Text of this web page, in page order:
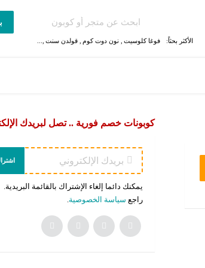
الأكثر بحثاً: فوغا كلوسيت نون دوت كوم قولدن سنت
كوبونات خصم فورية .. تصل لبريدك
يمكنك دائما إلغاء الإشتراك بالقائمة البريدية.
راجع سياسة الخصوصية